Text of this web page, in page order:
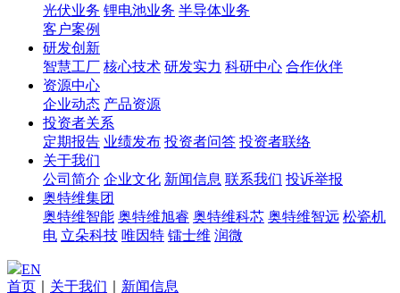
光伏业务 锂电池业务 半导体业务
客户案例
研发创新
智慧工厂 核心技术 研发实力 科研中心 合作伙伴
资源中心
企业动态 产品资源
投资者关系
定期报告 业绩发布 投资者问答 投资者联络
关于我们
公司简介 企业文化 新闻信息 联系我们 投诉举报
奥特维集团
奥特维智能 奥特维旭睿 奥特维科芯 奥特维智远 松瓷机
电 立朵科技 唯因特 镭士维 润微
EN
首页
关于我们
新闻信息